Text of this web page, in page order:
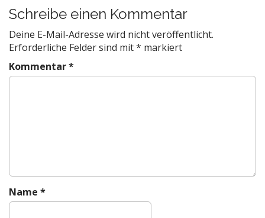
s
t
n
a
v
n
Schreibe einen Kommentar
Deine E-Mail-Adresse wird nicht veröffentlicht.
Erforderliche Felder sind mit* markiert
Kommentar*
Name *